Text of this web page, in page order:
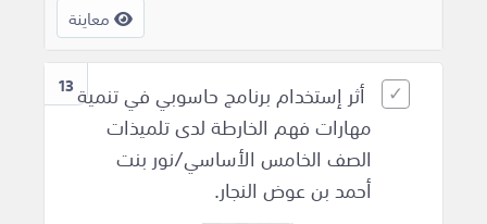
معاينة
13أثر إستخدام برنامج حاسوبي في تنمية
مهارات فهم الخارطة لدى تلميذات
الصف الخامس الأساسي/نور بنت
أحمد بن عوض النجار.